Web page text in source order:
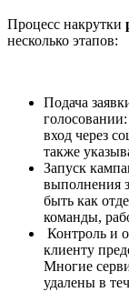
Процесс накрутки
несколько этапов:
Подача
вход через
также
Запуск
выполнения
быть как
команды,
Контроль и
клиенту
Многие
удалены в